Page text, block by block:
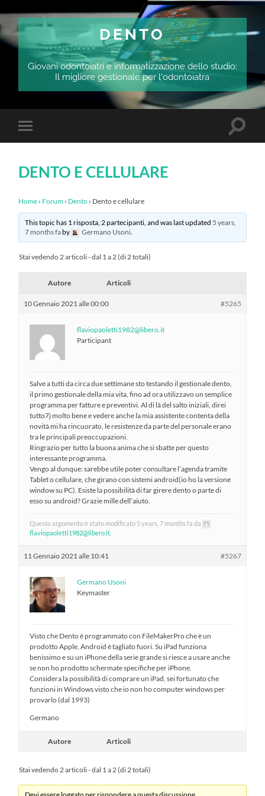
DENTO
Giovani odontoiatri e informatizzazione dello studio:
Il migliore gestionale per l'odontoiatra
Attiva/disattiva
il
dispositivi
DENTO E CELLULARE
Home › Forum › Dento › Dento e cellulare
This topic has 1 risposta, 2 partecipanti, and was last updated 5 years,
7 months faby Germano Usoni.
Stai vedendo 2 articoli - dal 1 a 2 (di 2 totali)
Autore Articoli
10 Gennaio 2021 alle 00:00 #5265
flaviopaoletti1982@libero.it
Participant
Salve a tutti da circa due settimane sto testando il gestionale dento,
il primo gestionale della mia vita, fino ad ora utilizzavo un semplice
programma per fatture e preventivi. Al di là del salto iniziali, direi
tutto7j molto bene e vedere anche la mia assistente contenta della
novità mi ha rincuorato, le resistenze da parte del personale erano
tra le principali preoccupazioni.
Ringrazio per tutto la buona anima che si sbatte per questo
interessante programma.
Vengo al dunque: sarebbe utile poter consultare l’agenda tramite
Tablet o cellulare, che girano con sistemi android(io ho la versione
window su PC). Esiste la possibilità di far girere dento o parte di
esso su android? Grazie mille dell’aiuto.
Questo argomento è stato modificato 5 years, 7 months fa da
flaviopaoletti1982@libero.it
11 Gennaio 2021 alle 10:41 #5267
Germano Usoni
Keymaster
Visto che Dento è programmato con FileMakerPro che è un
prodotto Apple, Android è tagliato fuori. Su iPad funziona
benissimo e su un iPhone della serie grande si riesce a usare anche
se non ho prodotto schermate specifiche per iPhone.
Considera la possibilità di comprare un iPad, sei fortunato che
funzioni in Windows visto che io non ho computer windows per
provarlo (dal 1993)
Germano
Autore Articoli
Stai vedendo 2 articoli - dal 1 a 2 (di 2 totali)